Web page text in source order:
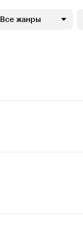
Все жанры